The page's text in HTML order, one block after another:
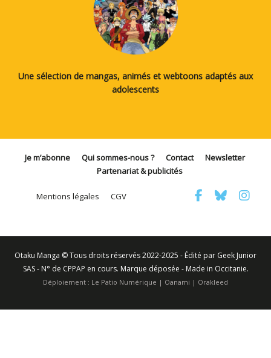
Une sélection de mangas, animés et webtoons adaptés aux
adolescents
Je m’abonne Qui sommes-nous ? Contact
Newsletter
Partenariat & publicités
Mentions légales CGV
Otaku Manga © Tous droits réservés 2022-2025 - Édité par Geek Junior
SAS - N° de CPPAP en cours. Marque déposée - Made in Occitanie.
Déploiement : Le Patio Numérique | Oanami | Orakleed